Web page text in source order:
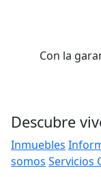
Con la
Descubre
Inmuebles
somos Servicios